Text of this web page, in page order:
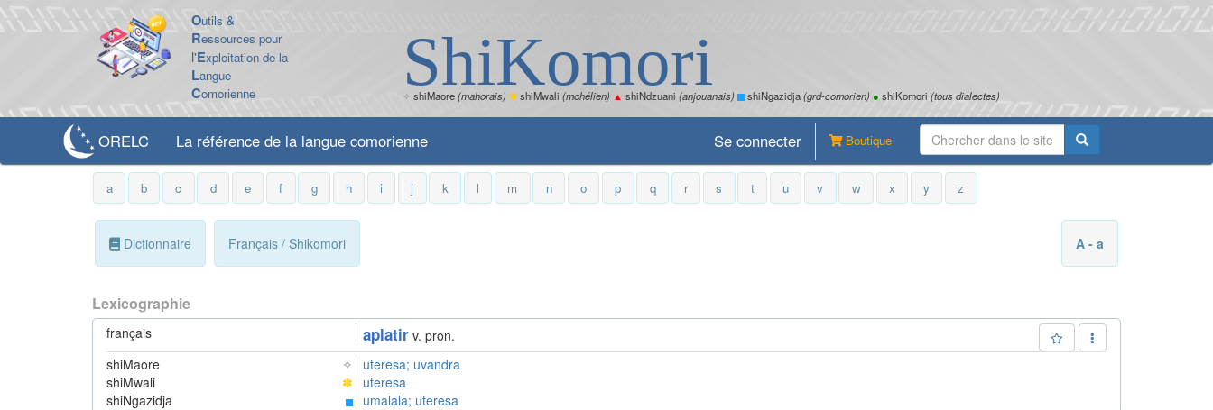
Outils &
Ressources pour
l'Exploitation de la
Langue
Comorienne ShiKomori
✧ shiMaore(mahorais) ✽shiMwali (mohélien) ▲ shiNdzuani (anjouanais) shiNgazidja(grd-comorien) ● shiKomori (tous dialectes)
ORELC La référence de la langue comorienne Boutique
Se connecter
a b c d e f g h i j k l m n o p q r s t u v w x y z
Dictionnaire Français / Shikomori A - a
Lexicographie
français aplatir v. pron.
shiMaore
✧ uteresa; uvandra
shiMwali
✽
uteresa
shiNgazidja
umalala; uteresa